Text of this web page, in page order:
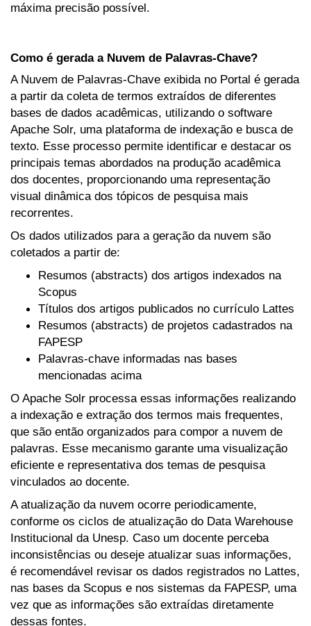
máxima precisão possível.
Como é gerada a Nuvem de Palavras-Chave?
A Nuvem de Palavras-Chave exibida no Portal é gerada
a partir da coleta de termos extraídos de diferentes
bases de dados acadêmicas, utilizando o software
Apache Solr, uma plataforma de indexação e busca de
texto. Esse processo permite identificar e destacar os
principais temas abordados na produção acadêmica
dos docentes, proporcionando uma representação
visual dinâmica dos tópicos de pesquisa mais
recorrentes.
Os dados utilizados para a geração da nuvem são
coletados a partir de:
Resumos (abstracts) dos artigos indexados na
Scopus
Títulos dos artigos publicados no currículo Lattes
Resumos (abstracts) de projetos cadastrados na
FAPESP
Palavras-chave informadas nas bases
mencionadas acima
O Apache Solr processa essas informações realizando
a indexação e extração dos termos mais frequentes,
que são então organizados para compor a nuvem de
palavras. Esse mecanismo garante uma visualização
eficiente e representativa dos temas de pesquisa
vinculados ao docente.
A atualização da nuvem ocorre periodicamente,
conforme os ciclos de atualização do Data Warehouse
Institucional da Unesp. Caso um docente perceba
inconsistências ou deseje atualizar suas informações,
é recomendável revisar os dados registrados no Lattes,
nas bases da Scopus e nos sistemas da FAPESP, uma
vez que as informações são extraídas diretamente
dessas fontes.